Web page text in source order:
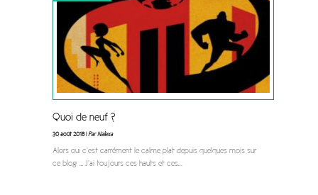
Quoi de neuf ?
30 août 2018 |Par Nalexa
Alors oui c’est carrément le calme plat depuis quelques mois sur
ce blog … J’ai toujours ces hauts et ces...